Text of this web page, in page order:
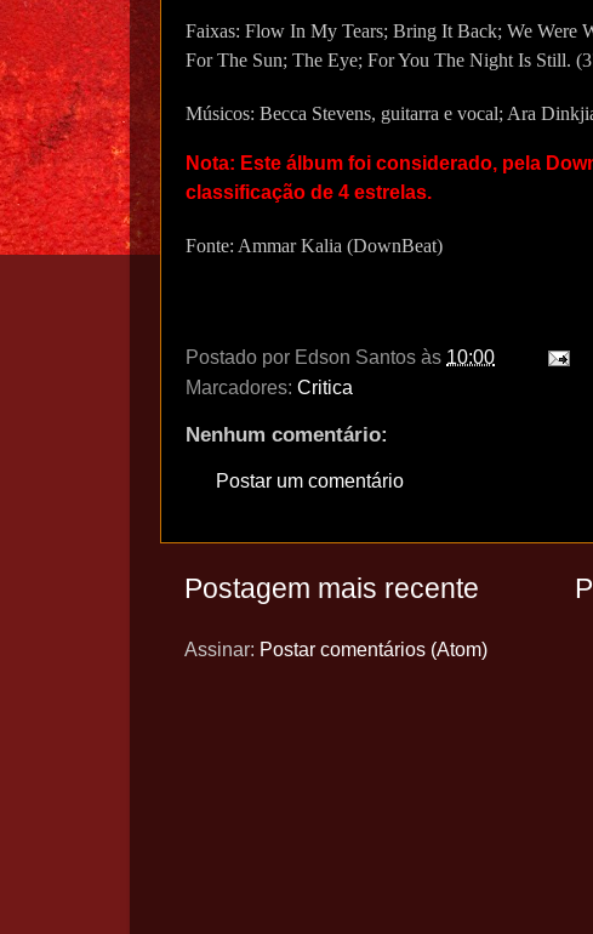
Faixas: Flow In My Tears; Bring It Back; We Were
For The Sun; The Eye; For You The Night Is Still.
Músicos: Becca Stevens, guitarra e vocal; Ara
Nota: Este álbum foi considerado, pela
classificação de 4 estrelas.
Fonte: Ammar Kalia (DownBeat)
Postado por Edson Santos às 10:00
Marcadores: Critica
Nenhum comentário:
Postar um comentário
Postagem mais recente
Assinar: Postar comentários (Atom)